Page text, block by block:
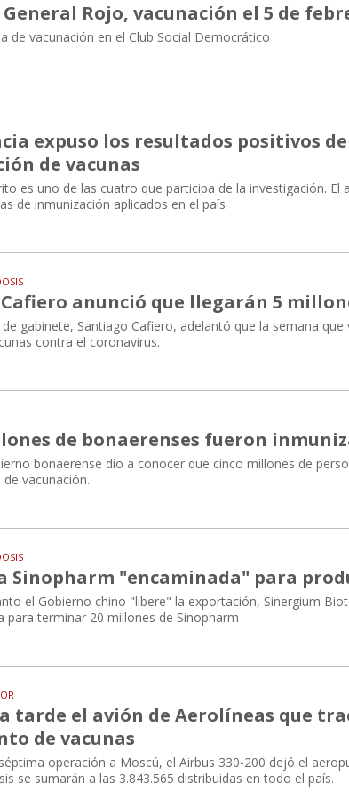
Rojo, vacunación el 5 de
de vacunación en el Club Social Democrático
expuso los resultados positivos
de vacunas
es uno de las cuatro que participa de la investigación. El
de inmunización aplicados en el país
Cafiero anunció que llegarán 5
de gabinete, Santiago Cafiero, adelantó que la semana
contra el coronavirus.
de bonaerenses fueron
bonaerense dio a conocer que cinco millones de
vacunación.
Sinopharm "encaminada" para
el Gobierno chino "libere" la exportación, Sinergium
para terminar 20 millones de Sinopharm
tarde el avión de Aerolíneas que
de vacunas
operación a Moscú, el Airbus 330-200 dejó el
se sumarán a las 3.843.565 distribuidas en todo el país.